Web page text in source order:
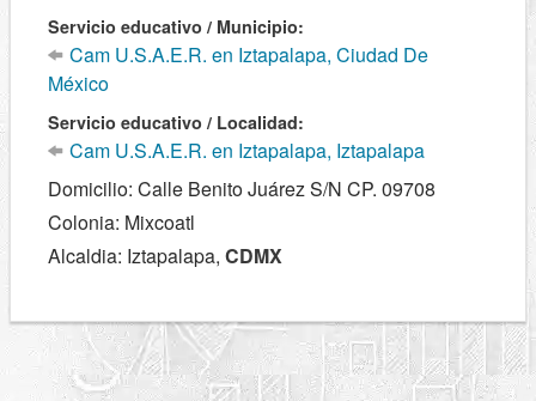
Servicio educativo / Municipio:
Cam U.S.A.E.R. en Iztapalapa, Ciudad De
México
Servicio educativo / Localidad:
Cam U.S.A.E.R. en Iztapalapa, Iztapalapa
Domicilio: Calle Benito Juárez S/N CP. 09708
Colonia: Mixcoatl
Alcaldia: Iztapalapa, CDMX